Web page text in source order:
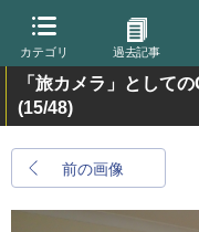
カテゴリ 過去記事
「旅カメラ」として
(15/48)
前の画像